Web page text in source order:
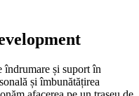
îndrumare și suport în
și îmbunătățirea